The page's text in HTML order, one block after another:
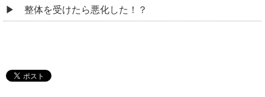
整体を受けたら悪化した！？